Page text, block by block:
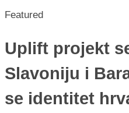
Featured
Uplift projekt
Slavoniju i
se identitet